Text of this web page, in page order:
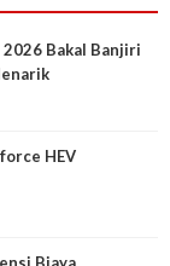
2026 Bakal Banjiri
HEV
Biaya